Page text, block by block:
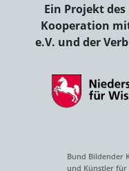
Ein Projekt
Kooperation
e.V. und der
Bund Bildender
und Künstler für